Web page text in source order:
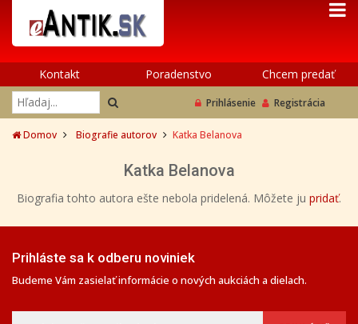
Kontakt Poradenstvo Chcem predať
Prihlásenie Registrácia
Domov Biografie autorov Katka Belanova
Katka Belanova
Biografia tohto autora ešte nebola pridelená. Môžete ju pridať.
Prihláste sa k odberu noviniek
Budeme Vám zasielať informácie o nových aukciách a dielach.